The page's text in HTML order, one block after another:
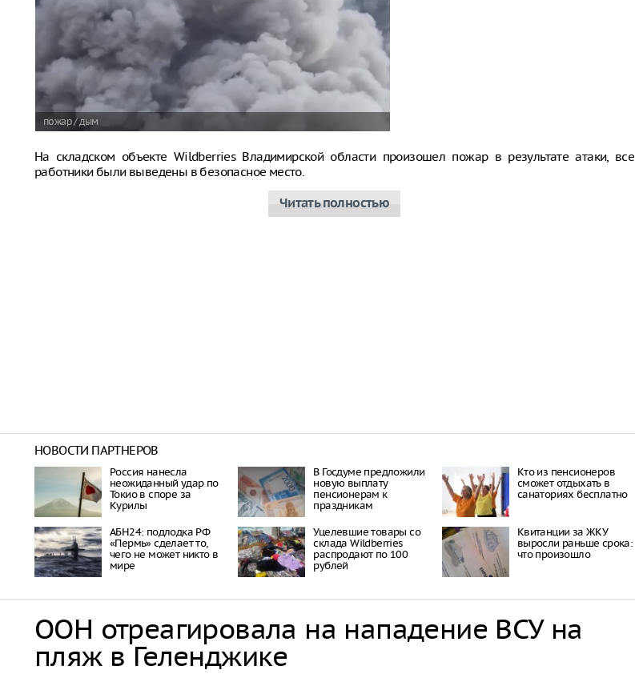
пожар / дым
На складском объекте Wildberries Владимирской области произошел пожар в результате атаки, все
работники были выведены в безопасное место.
Читать полностью
НОВОСТИ ПАРТНЕРОВ
Россия нанесла
неожиданный удар по
Токио в споре за
Курилы
В Госдуме предложили
новую выплату
пенсионерам к
праздникам
Кто из пенсионеров
сможет отдыхать в
санаториях бесплатно
АБН24: подлодка РФ
«Пермь» сделает то,
чего не может никто в
мире
Уцелевшие товары со
склада Wildberries
распродают по 100
рублей
Квитанции за ЖКУ
выросли раньше срока:
что произошло
ООН отреагировала на нападение ВСУ на
пляж в Геленджике